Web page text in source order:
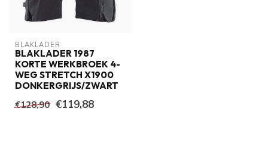
BLAKLADER
BLAKLADER 1987
KORTE WERKBROEK 4-
WEG STRETCH X1900
DONKERGRIJS/ZWART
€128,90 €119,88